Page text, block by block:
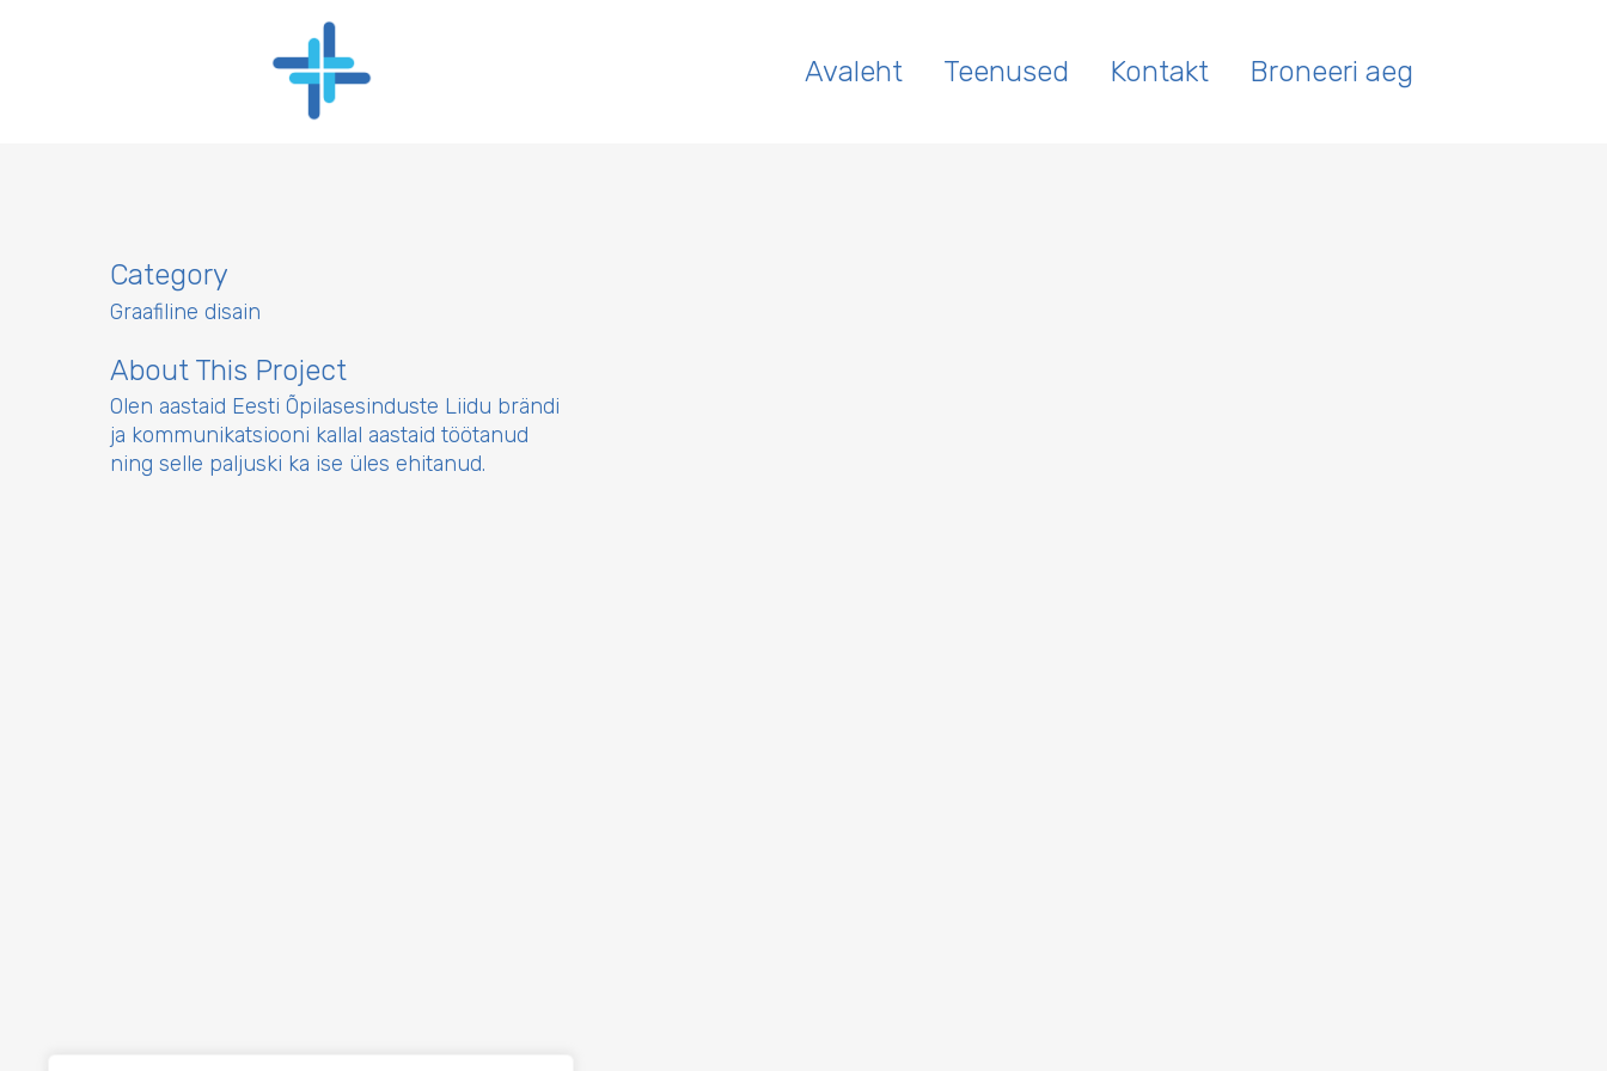
Avaleht Teenused Kontakt Broneeri aeg
Category
Graafiline disain
About This Project
Olen aastaid Eesti Õpilasesinduste Liidu brändi
ja kommunikatsiooni kallal aastaid töötanud
ning selle paljuski ka ise üles ehitanud.